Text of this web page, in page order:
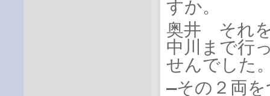
すか。
奥井 それを
中川まで行
せんでした
―その２両